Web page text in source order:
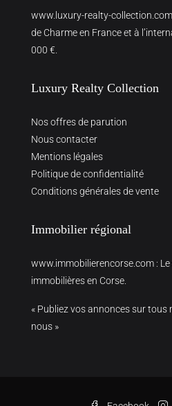
www.luxury-realty-collection.com
de Charme en France et à
000 €.
Luxury Realty Collection
Nos offres de parution
Nous contacter
Mentions légales
Politique de confidentialité
Conditions générales de vente
Immobilier régional
www.immobilierencorse.com :
immobilières en Corse.
« Publiez vos annonces sur
nous »